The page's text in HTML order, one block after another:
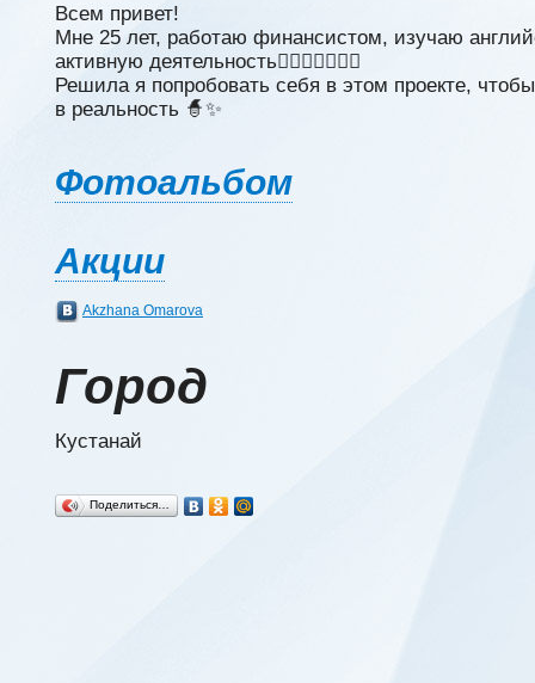
Всем привет!
Мне 25 лет, работаю финансистом, изучаю
активную деятельность🤸🏻‍♀️🏊‍♀️🚴‍♀️
Решила я попробовать себя в этом проекте,
в реальность 🧙✨
Фотоальбом
Акции
Akzhana Omarova
Город
Кустанай
Поделиться…